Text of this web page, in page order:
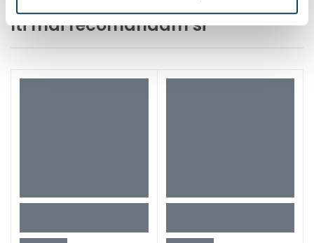
Iti mai recomandam si